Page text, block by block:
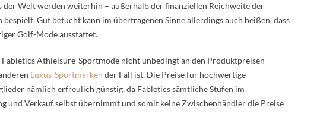
Welt werden weiterhin – außerhalb der finanziellen Reichweite der
Gut betucht kann im übertragenen Sinne allerdings auch heißen, dass
Golf-Mode ausstattet.
Athleisure-Sportmode nicht unbedingt an den Produktpreisen
Luxus-Sportmarken der Fall ist. Die Preise für hochwertige
nämlich erfreulich günstig, da Fabletics sämtliche Stufen im
und Verkauf selbst übernimmt und somit keine Zwischenhändler die Preise